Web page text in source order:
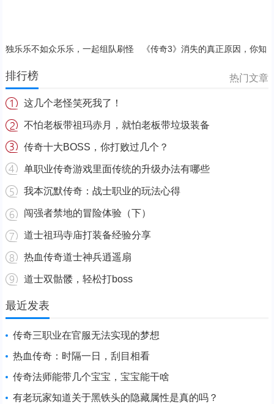
独乐乐不如众乐乐，一起组队刷怪
《传奇3》消失的真正原因，你知
排行榜 热门文章
这几个老怪笑死我了！
不怕老板带祖玛赤月，就怕老板带垃圾装备
传奇十大BOSS，你打败过几个？
单职业传奇游戏里面传统的升级办法有哪些
我本沉默传奇：战士职业的玩法心得
闯强者禁地的冒险体验（下）
道士祖玛寺庙打装备经验分享
热血传奇道士神兵逍遥扇
道士双骷髅，轻松打boss
最近发表
传奇三职业在官服无法实现的梦想
热血传奇：时隔一日，刮目相看
传奇法师能带几个宝宝，宝宝能干啥
有老玩家知道关于黑铁头的隐藏属性是真的吗？